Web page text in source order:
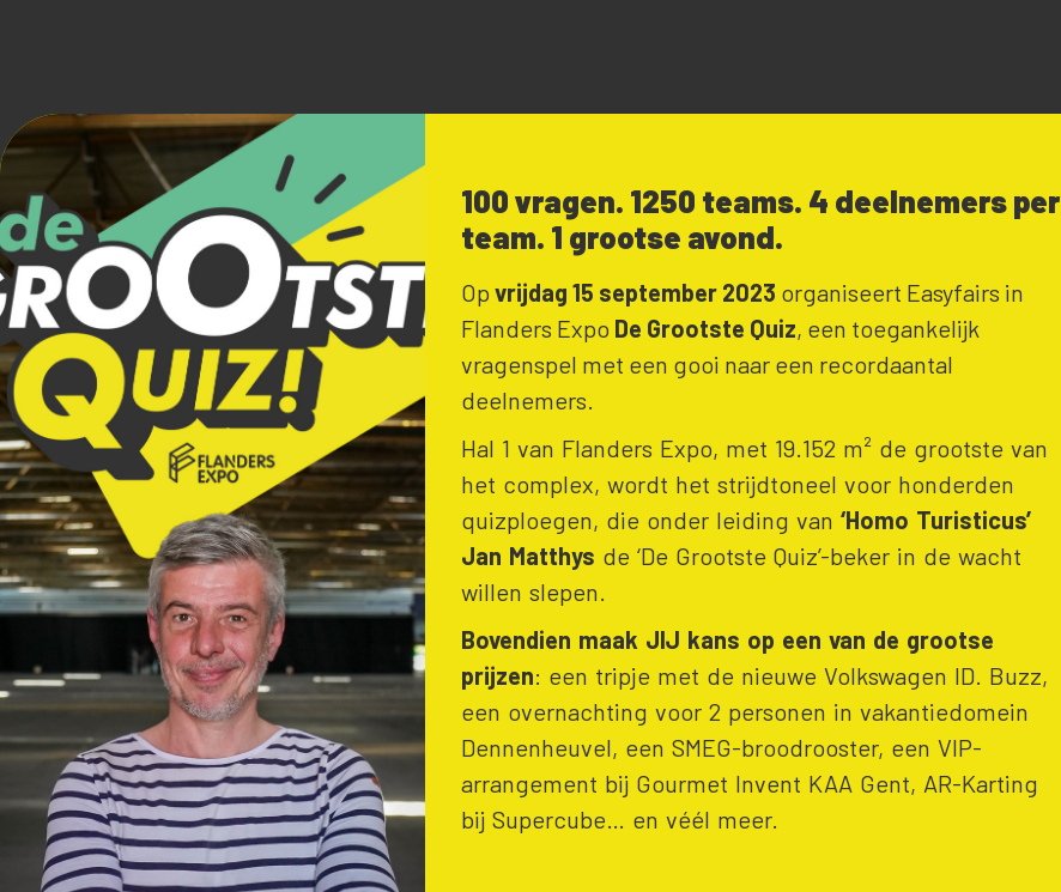
100 vragen. 1250 teams. 4 deelnemers per
team. 1 grootse avond.
Opvrijdag 15 september 2023 organiseert Easyfairs in
Flanders Expo De Grootste Quiz, een toegankelijk
vragenspel met een gooi naar een recordaantal
deelnemers.
Hal 1 van Flanders Expo, met 19.152 m² de grootste van
het complex, wordt het strijdtoneel voor honderden
quizploegen, die onder leiding van‘Homo Turisticus’
Jan Matthys de ‘De Grootste Quiz’-beker in de wacht
willen slepen.
Bovendien maak JIJ kans op een van de grootse
prijzen: een tripje met de nieuwe Volkswagen ID. Buzz,
een overnachting voor 2 personen in vakantiedomein
Dennenheuvel, een SMEG-broodrooster, een VIP-
arrangement bij Gourmet Invent KAA Gent, AR-Karting
bij Supercube… en véél meer.